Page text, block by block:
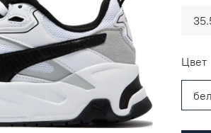
Цвет